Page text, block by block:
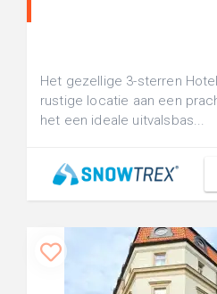
Het gezellige 3-sterren
rustige locatie aan een
het een ideale uitvalsbas...